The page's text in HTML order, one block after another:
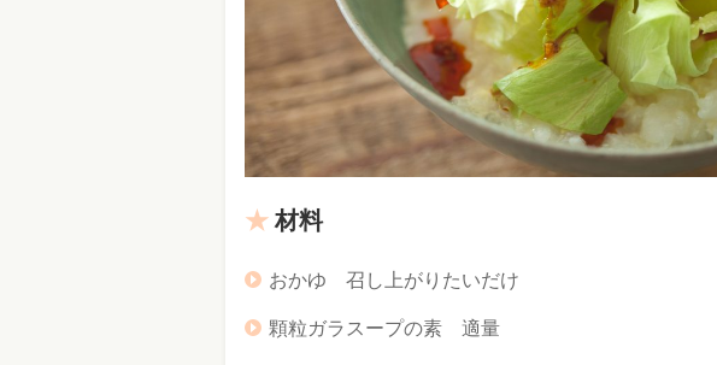
材料
おかゆ 召し上がりたいだけ
顆粒ガラスープの素 適量